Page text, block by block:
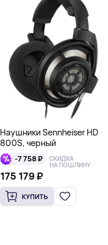
Наушники Sennheiser HD
800S, черный
-7 758 ₽ СКИДКА
НА ПОШЛИНУ
175 179 ₽
КУПИТЬ